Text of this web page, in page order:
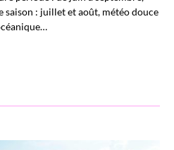
saison : juillet et août, météo douce